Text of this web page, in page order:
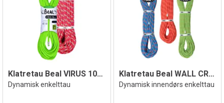
Klatretau Beal VIRUS 10mm
Dynamisk enkelttau
Klatretau Beal WALL CRUISER 9,6mm
Dynamisk innendørs enkelttau